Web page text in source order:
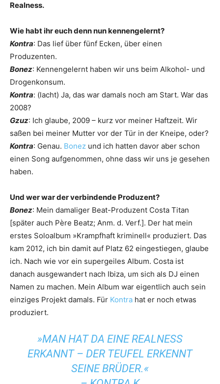
Realness.
Wie habt ihr euch denn nun ­kennengelernt?
Kontra: Das lief über fünf Ecken, über einen
Produzenten.
Bonez: Kennengelernt haben wir uns beim Alkohol- und
Drogenkonsum.
Kontra: (lacht) Ja, das war damals noch am Start. War das
2008?
Gzuz: Ich glaube, 2009 – kurz vor meiner Haftzeit. Wir
saßen bei meiner Mutter vor der Tür in der Kneipe, oder?
Kontra: Genau. Bonez und ich hatten davor aber schon
einen Song aufgenommen, ohne dass wir uns je gesehen
haben.
Und wer war der verbindende Produzent?
Bonez: Mein damaliger Beat-Produzent Costa Titan
[später auch Père Beatz; Anm. d. Verf.]. Der hat mein
erstes Soloalbum »Krampfhaft kriminell« produziert. Das
kam 2012, ich bin damit auf Platz 62 eingestiegen, glaube
ich. Nach wie vor ein supergeiles Album. Costa ist
danach ausgewandert nach Ibiza, um sich als DJ einen
Namen zu machen. Mein Album war eigentlich auch sein
einziges Projekt damals. Für Kontra hat er noch etwas
produziert.
»MAN HAT DA EINE REALNESS
ERKANNT – DER TEUFEL ERKENNT
SEINE BRÜDER.«